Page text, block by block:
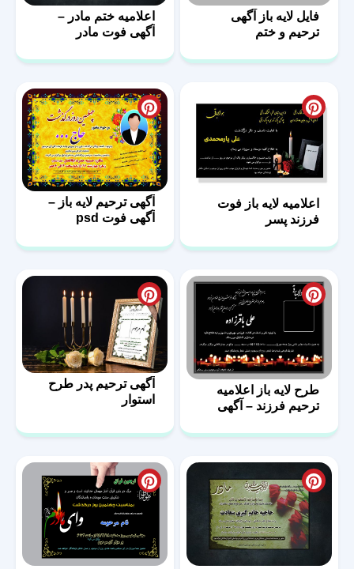
فایل لایه باز آگهی
ترحیم و ختم
اعلامیه ختم مادر –
آگهی فوت مادر
اعلامیه لایه باز فوت
فرزند پسر
آگهی ترحیم لایه باز –
آگهی فوت psd
طرح لایه باز اعلامیه
ترحیم فرزند – آگهی
آگهی ترحیم پدر طرح
استوار